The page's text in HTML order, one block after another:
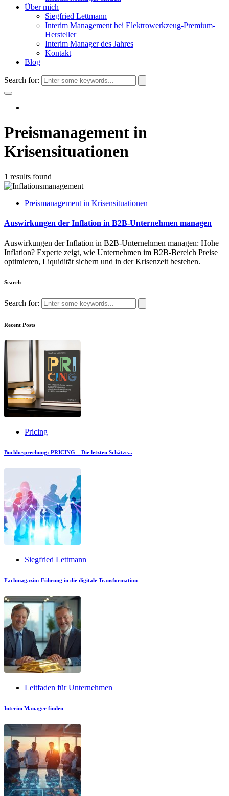
Über mich
Siegfried Lettmann
Interim Management bei Elektrowerkzeug-Premium-
Hersteller
Interim Manager des Jahres
Kontakt
Blog
Search for:
Preismanagement in
Krisensituationen
1 results found
Preismanagement in Krisensituationen
Auswirkungen der Inflation in B2B-Unternehmen managen
Auswirkungen der Inflation in B2B-Unternehmen managen: Hohe
Inflation? Experte zeigt, wie Unternehmen im B2B-Bereich Preise
optimieren, Liquidität sichern und in der Krisenzeit bestehen.
Search
Search for:
Recent Posts
Pricing
Buchbesprechung: PRICING – Die letzten Schätze...
Siegfried Lettmann
Fachmagazin: Führung in die digitale Transformation
Leitfaden für Unternehmen
Interim Manager finden